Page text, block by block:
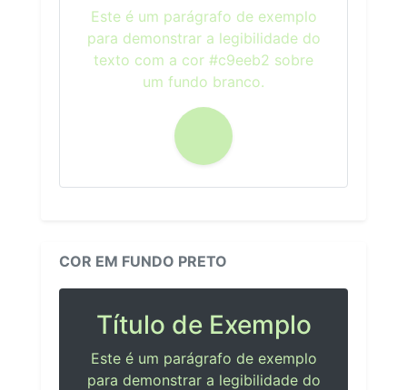
Este é um parágrafo de exemplo
para demonstrar a legibilidade do
texto com a cor #c9eeb2 sobre
um fundo branco.
COR EM FUNDO PRETO
Título de Exemplo
Este é um parágrafo de exemplo
para demonstrar a legibilidade do